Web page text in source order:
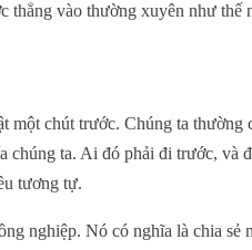
thẳng vào thường xuyên như thế
một chút trước. Chúng ta
chúng ta. Ai đó phải đi trước, và
tương tự.
nghiệp. Nó có nghĩa là chia sẻ